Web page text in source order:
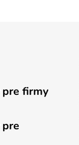
pre firmy